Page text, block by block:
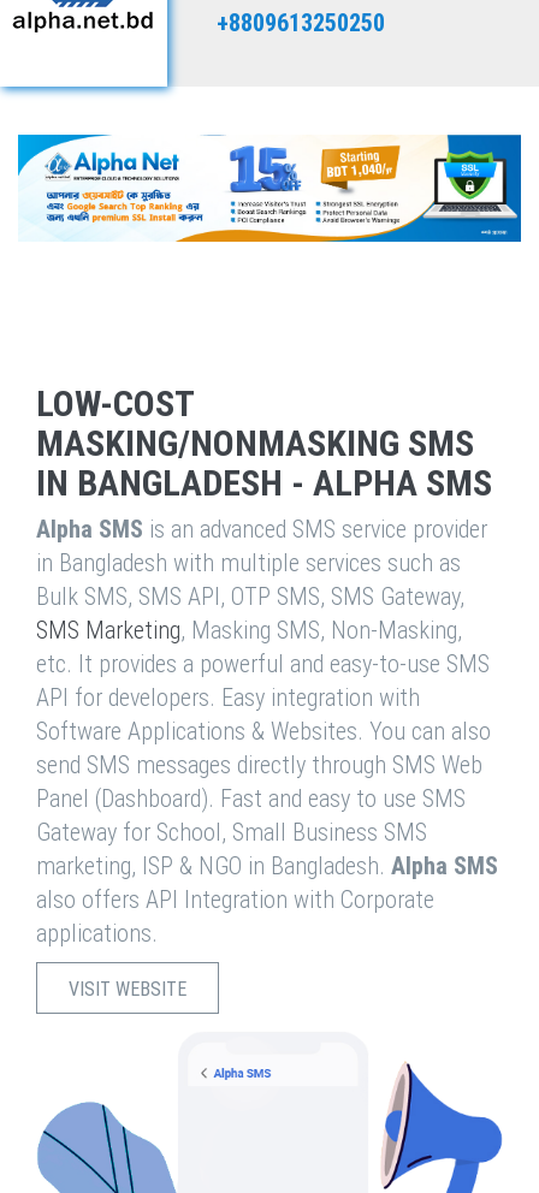
+8809613250250
LOW-COST
MASKING/NONMASKING SMS
IN BANGLADESH - ALPHA SMS
Alpha SMS is an advanced SMS service provider
in Bangladesh with multiple services such as
Bulk SMS, SMS API, OTP SMS, SMS Gateway,
SMS Marketing, Masking SMS, Non-Masking,
etc. It provides a powerful and easy-to-use SMS
API for developers. Easy integration with
Software Applications & Websites. You can also
send SMS messages directly through SMS Web
Panel (Dashboard). Fast and easy to use SMS
Gateway for School, Small Business SMS
marketing, ISP & NGO in Bangladesh. Alpha SMS
also offers API Integration with Corporate
applications.
VISIT WEBSITE